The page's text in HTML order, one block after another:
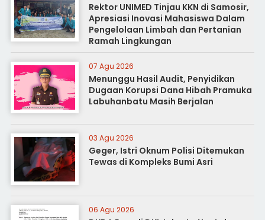
Rektor UNIMED Tinjau KKN di Samosir,
Apresiasi Inovasi Mahasiswa Dalam
Pengelolaan Limbah dan Pertanian
Ramah Lingkungan
07 Agu 2026
Menunggu Hasil Audit, Penyidikan
Dugaan Korupsi Dana Hibah Pramuka
Labuhanbatu Masih Berjalan
03 Agu 2026
Geger, Istri Oknum Polisi Ditemukan
Tewas di Kompleks Bumi Asri
06 Agu 2026